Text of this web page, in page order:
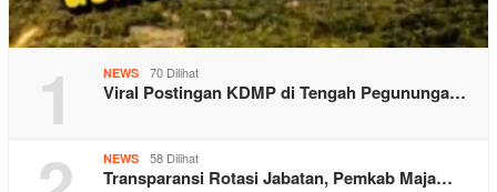
1 NEWS 70 Dilihat
Viral Postingan KDMP di Tengah Pegununga…
NEWS 58 Dilihat
Transparansi Rotasi Jabatan, Pemkab Maja…